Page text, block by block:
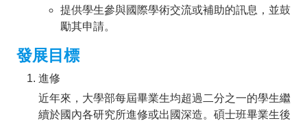
提供學生參與國際學術交流或補助的訊息，並鼓
勵其申請。
發展目標
進修
近年來，大學部每屆畢業生均超過二分之一的學生繼
續於國內各研究所進修或出國深造。碩士班畢業生後